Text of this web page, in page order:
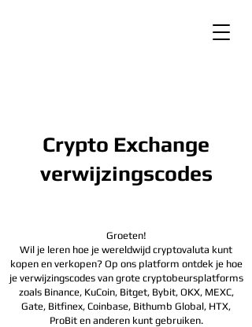
Crypto Exchange
verwijzingscodes
Groeten!
Wil je leren hoe je wereldwijd cryptovaluta kunt
kopen en verkopen? Op ons platform ontdek je hoe
je verwijzingscodes van grote cryptobeursplatforms
zoals Binance, KuCoin, Bitget, Bybit, OKX, MEXC,
Gate, Bitfinex, Coinbase, Bithumb Global, HTX,
ProBit en anderen kunt gebruiken.